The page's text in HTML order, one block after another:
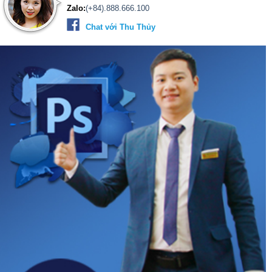
Zalo:(+84).888.666.100
Chat với Thu Thủy